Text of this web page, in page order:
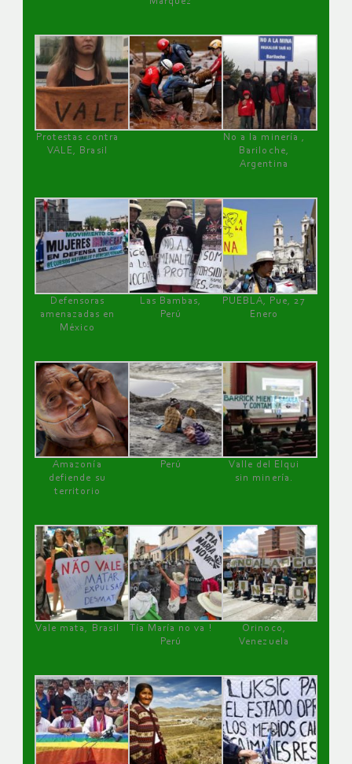
Protestas contra
VALE, Brasil
No a la minería ,
Bariloche,
Argentina
Defensoras
amenazadas en
México
Las Bambas,
Perú
PUEBLA, Pue, 27
Enero
Amazonía
defiende su
territorio
Perú
Valle del Elqui
sin minería.
Vale mata, Brasil
Tía María no va !
Perú
Orinoco,
Venezuela